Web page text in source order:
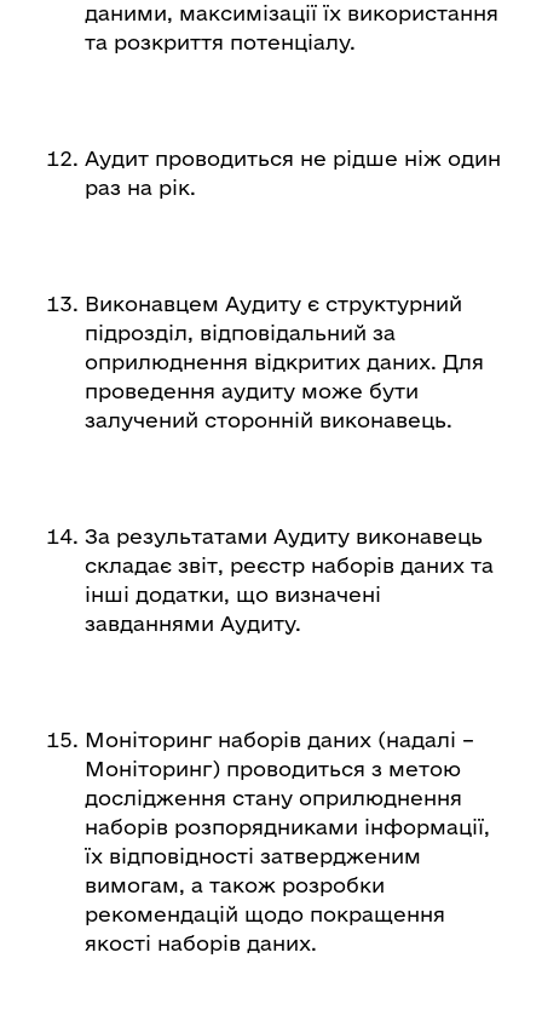
даними, максимізації їх використання
та розкриття потенціалу.
Аудит проводиться не рідше ніж один
раз на рік.
Виконавцем Аудиту є структурний
підрозділ, відповідальний за
оприлюднення відкритих даних. Для
проведення аудиту може бути
залучений сторонній виконавець.
За результатами Аудиту виконавець
складає звіт, реєстр наборів даних та
інші додатки, що визначені
завданнями Аудиту.
Моніторинг наборів даних (надалі –
Моніторинг) проводиться з метою
дослідження стану оприлюднення
наборів розпорядниками інформації,
їх відповідності затвердженим
вимогам, а також розробки
рекомендацій щодо покращення
якості наборів даних.